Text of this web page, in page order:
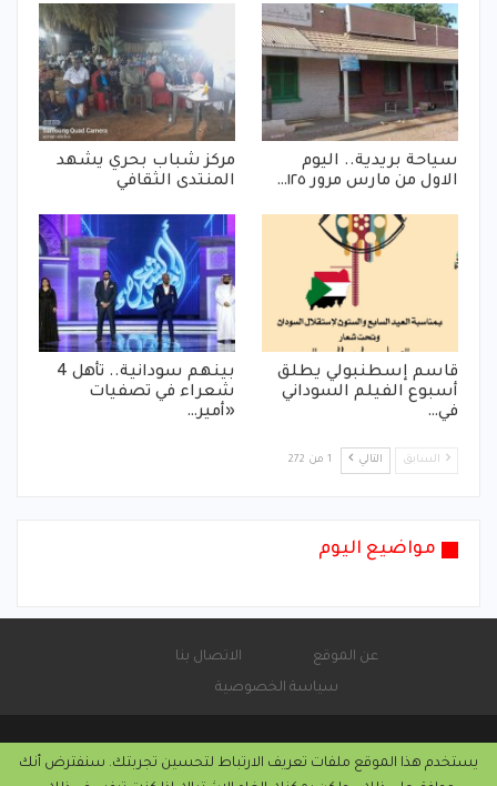
سياحة بريدية.. اليوم
الاول من مارس مرور ١٢٥…
مركز شباب بحري يشهد
المنتدى الثقافي
قاسم إسطنبولي يطلق
أسبوع الفيلم السوداني
في…
بينهم سودانية.. تأهل 4
شعراء في تصفيات
«أمير…
السابق التالي 1 من 272
مواضيع اليوم
عن الموقع
الاتصال بنا
سياسة الخصوصية
يستخدم هذا الموقع ملفات تعريف الارتباط لتحسين تجربتك. سنفترض أنك